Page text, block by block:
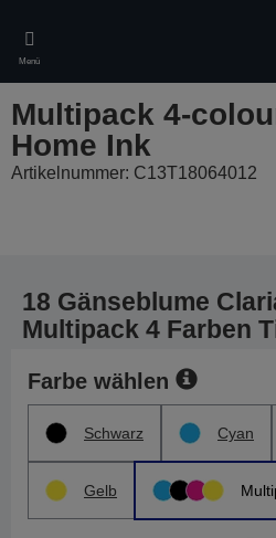
main
content
Menü
Multipack 4-
Home Ink
Artikelnummer: C13T18064012
18 Gänseblume
Multipack 4 Farben
Farbe wählen
Schwarz Cyan
Gelb